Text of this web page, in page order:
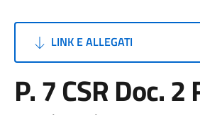
LINK E ALLEGATI
P. 7 CSR Doc. 2